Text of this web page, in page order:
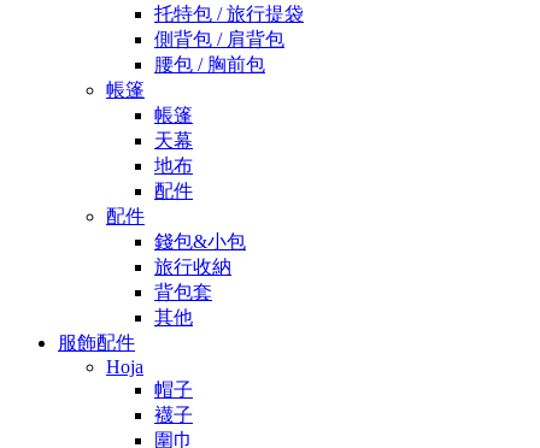
托特包 / 旅行提袋
側背包 / 肩背包
腰包 / 胸前包
帳篷
帳篷
天幕
地布
配件
配件
錢包&小包
旅行收納
背包套
其他
服飾配件
Hoja
帽子
襪子
圍巾